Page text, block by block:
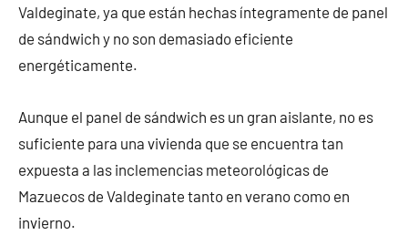
Valdeginate, ya que están hechas íntegramente de panel
de sándwich y no son demasiado eficiente
energéticamente.
Aunque el panel de sándwich es un gran aislante, no es
suficiente para una vivienda que se encuentra tan
expuesta a las inclemencias meteorológicas de
Mazuecos de Valdeginate tanto en verano como en
invierno.